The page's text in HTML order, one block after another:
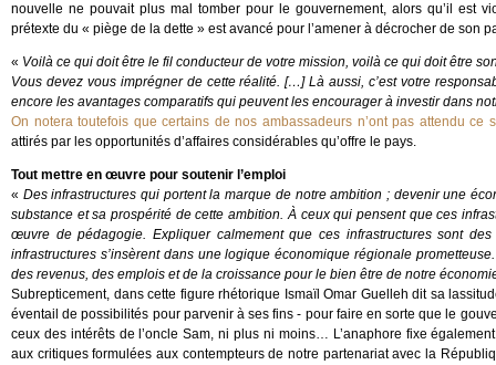
nouvelle ne pouvait plus mal tomber pour le gouvernement, alors qu’il est
prétexte du « piège de la dette » est avancé pour l’amener à décrocher de son
« Voilà ce qui doit être le fil conducteur de votre mission, voilà ce qui doit être
Vous devez vous imprégner de cette réalité. […] Là aussi, c’est votre
encore les avantages comparatifs qui peuvent les encourager à investir dans
On notera toutefois que certains de nos ambassadeurs n’ont pas attendu ce
attirés par les opportunités d’affaires considérables qu’offre le pays.
Tout mettre en œuvre pour soutenir l’emploi
« Des infrastructures qui portent la marque de notre ambition ; devenir une
substance et sa prospérité de cette ambition. À ceux qui pensent que ces
œuvre de pédagogie. Expliquer calmement que ces infrastructures sont
infrastructures s’insèrent dans une logique économique régionale
des revenus, des emplois et de la croissance pour le bien être de notre
Subrepticement, dans cette figure rhétorique Ismaïl Omar Guelleh dit sa
éventail de possibilités pour parvenir à ses fins - pour faire en sorte que le
ceux des intérêts de l’oncle Sam, ni plus ni moins… L’anaphore fixe
aux critiques formulées aux contempteurs de notre partenariat avec la